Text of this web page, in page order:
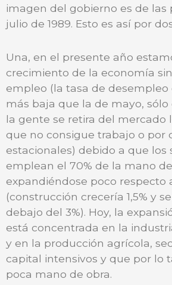
imagen del gobierno es de las
julio de 1989. Esto es así por
Una, en el presente año
crecimiento de la economía
empleo (la tasa de desempleo
más baja que la de mayo,
la gente se retira del mercado
que no consigue trabajo o por
estacionales) debido a que los
emplean el 70% de la mano
expandiéndose poco respecto
(construcción crecería 1,5% y
debajo del 3%). Hoy, la
está concentrada en la
y en la producción agrícola,
capital intensivos y que por lo
poca mano de obra.